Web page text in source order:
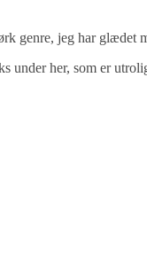
genre, jeg har glædet
under her, som er